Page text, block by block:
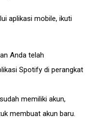
aplikasi mobile, ikuti
Anda telah
Spotify di perangkat
memiliki akun,
membuat akun baru.